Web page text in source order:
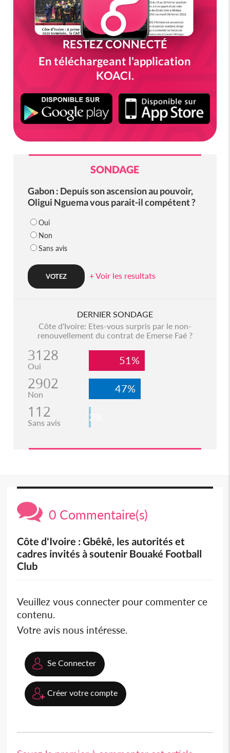
RESTEZ CONNECTÉ
En téléchargeant l'application
KOACI.
SONDAGE
Gabon : Depuis son ascension au pouvoir,
Oligui Nguema vous parait-il compétent ?
Oui
Non
Sans avis
+ Voir les resultats
DERNIER SONDAGE
Côte d'Ivoire: Etes-vous surpris par le non-
renouvellement du contrat de Emerse Faé ?
3128
Oui 51%
2902
Non 47%
112
Sans avis 2%
0 Commentaire(s)
Côte d'Ivoire : Gbêkê, les autorités et
cadres invités à soutenir Bouaké Football
Club
Veuillez vous connecter pour commenter ce
contenu.
Votre avis nous intéresse.
Se Connecter
Créer votre compte